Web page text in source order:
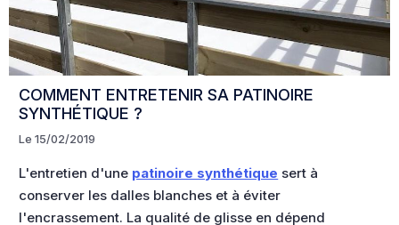
COMMENT ENTRETENIR SA PATINOIRE
SYNTHÉTIQUE ?
Le 15/02/2019
L'entretien d'une patinoire synthétique sert à
conserver les dalles blanches et à éviter
l'encrassement. La qualité de glisse en dépend